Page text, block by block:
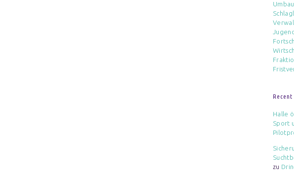
Recent
Halle
Sport
zu